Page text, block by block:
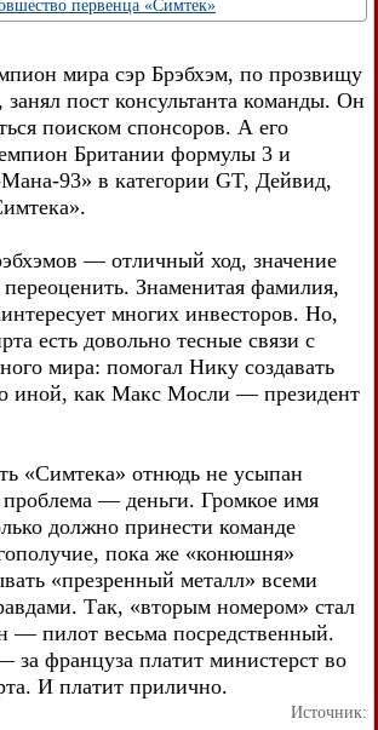
первенца «Симтек»
мира сэр Брэбхэм, по прозвищу
пост консультанта команды. Он
поиском спонсоров. А его
Британии формулы 3 и
93» в категории GT, Дейвид,
— отличный ход, значение
переоценить. Знаменитая фамилия,
многих инвесторов. Но,
есть довольно тесные связи с
мира: помогал Нику создавать
иной, как Макс Мосли — президент
«Симтека» отнюдь не усыпан
проблема — деньги. Громкое имя
должно принести команде
пока же «конюшня»
«презренный металл» всеми
Так, «вторым номером» стал
пилот весьма посредственный.
за француза платит министерст во
И платит прилично.
Источник: